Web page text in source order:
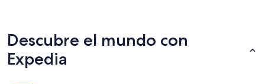
Descubre el mundo con
Expedia